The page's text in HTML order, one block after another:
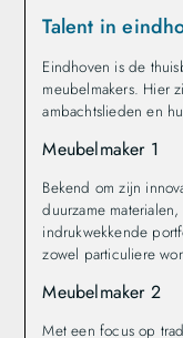
Talent in
Eindhoven is de
meubelmakers. Hier
ambachtslieden en
Meubelmaker 1
Bekend om zijn
duurzame
indrukwekkende
zowel particuliere
Meubelmaker 2
Met een focus op